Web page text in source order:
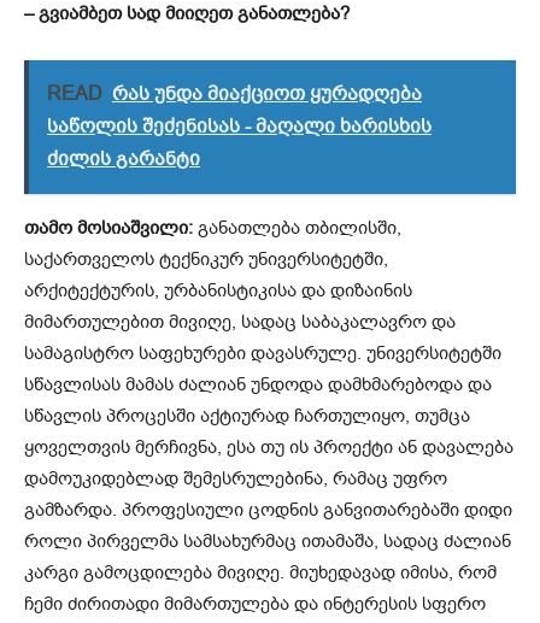
– გვიამბეთ სად მიიღეთ განათლება?
READ რას უნდა მიაქციოთ ყურადღება
საწოლის შეძენისას - მაღალი ხარისხის
ძილის გარანტი
თამო მოსიაშვილი: განათლება თბილისში,
საქართველოს ტექნიკურ უნივერსიტეტში,
არქიტექტურის, ურბანისტიკისა და დიზაინის
მიმართულებით მივიღე, სადაც საბაკალავრო და
სამაგისტრო საფეხურები დავასრულე. უნივერსიტეტში
სწავლისას მამას ძალიან უნდოდა დამხმარებოდა და
სწავლის პროცესში აქტიურად ჩართულიყო, თუმცა
ყოველთვის მერჩივნა, ესა თუ ის პროექტი ან დავალება
დამოუკიდებლად შემესრულებინა, რამაც უფრო
გამზარდა. პროფესიული ცოდნის განვითარებაში დიდი
როლი პირველმა სამსახურმაც ითამაშა, სადაც ძალიან
კარგი გამოცდილება მივიღე. მიუხედავად იმისა, რომ
ჩემი ძირითადი მიმართულება და ინტერესის სფერო